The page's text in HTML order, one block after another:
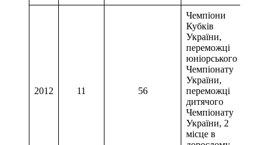
2012 11 56
Чемпіони
Кубків
України,
переможці
юніорського
Чемпіонату
України,
переможці
дитячого
Чемпіонату
України, 2
місце в